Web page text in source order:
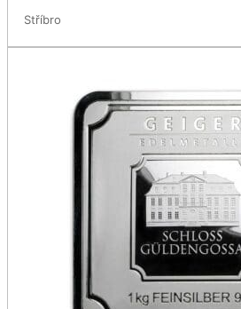
Stříbro